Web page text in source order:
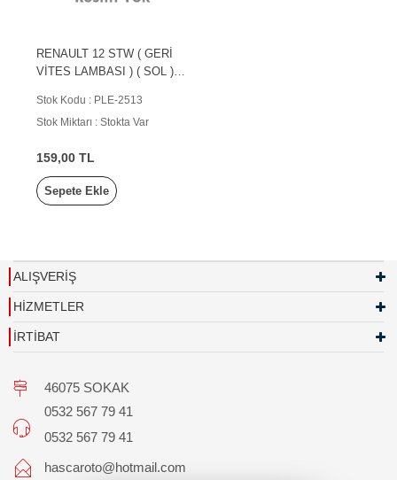
RENAULT 12 STW ( GERİ
VİTES LAMBASI ) ( SOL )
Stok Kodu : PLE-2513
Stok Miktarı : Stokta Var
159,00 TL
Sepete Ekle
ALIŞVERİŞ
HİZMETLER
İRTİBAT
46075 SOKAK
0532 567 79 41
0532 567 79 41
hascaroto@hotmail.com